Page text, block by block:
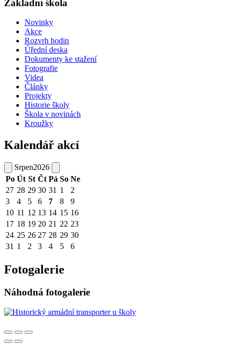
Základní škola
Novinky
Akce
Rozvrh hodin
Úřední deska
Dokumenty ke stažení
Fotografie
Videa
Články
Projekty
Historie školy
Škola v novinách
Kroužky
Kalendář akcí
Srpen2026
Po Út St Čt Pá So Ne
27 28 29 30 31 1
2
3
4 5 6 7 8
9
10 11 12 13 14 15 16
17 18 19 20 21 22 23
24 25 26 27 28 29 30
31 1 2 3 4 5 6
Fotogalerie
Náhodná fotogalerie